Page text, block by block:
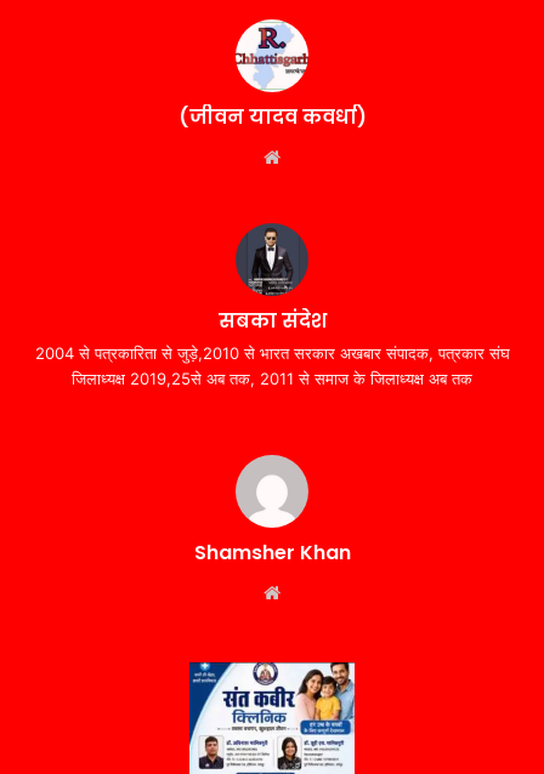
(जीवन यादव कवर्धा)
सबका संदेश
2004 से पत्रकारिता से जुड़े,2010 से भारत सरकार अखबार संपादक, पत्रकार संघ
जिलाध्यक्ष 2019,25से अब तक, 2011 से समाज के जिलाध्यक्ष अब तक
Shamsher Khan